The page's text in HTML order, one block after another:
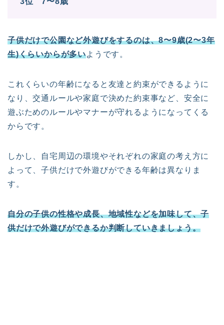
子供だけで公園など外遊びをするのは、8〜9歳(2〜3年
生)くらいからが多いようです。
これくらいの年齢になると友達と約束ができるように
なり、交通ルールや家庭で決めた約束事など、安全に
遊ぶためのルールやマナーが守れるようになってくる
からです。
しかし、自宅周辺の環境やそれぞれの家庭の考え方に
よって、子供だけで外遊びができる年齢は異なりま
す。
自分の子供の性格や成長、地域性などを加味して、子
供だけで外遊びができるか判断していきましょう。